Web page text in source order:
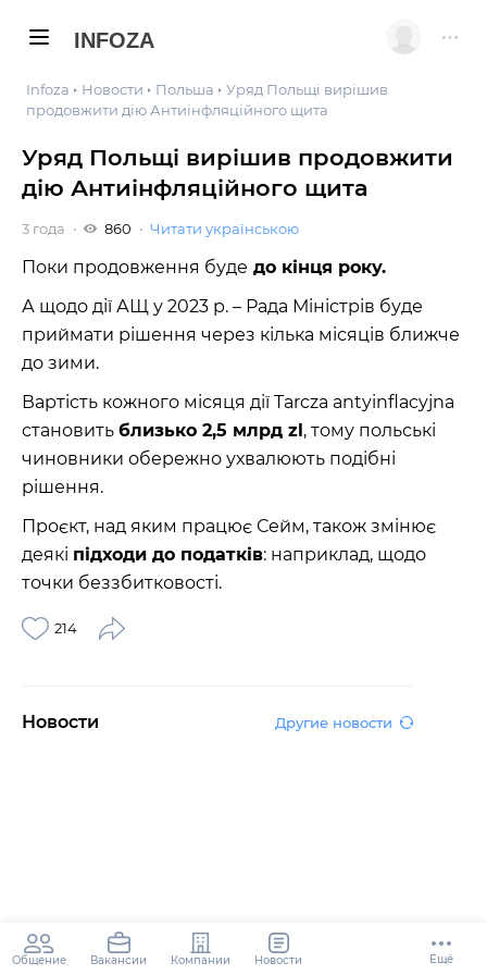
INFOZA
Infoza Новости Польша
Уряд Польщі вирішив
продовжити дію Антиінфляційного щита
Уряд Польщі вирішив продовжити
дію Антиінфляційного щита
3 года 860 Читати українською
Поки продовження буде до кінця року.
А щодо дії АЩ у 2023 р. – Рада Міністрів буде
приймати рішення через кілька місяців ближче
до зими.
Вартість кожного місяця дії Tarcza antyinflacyjna
становить близько 2,5 млрд zl, тому польські
чиновники обережно ухвалюють подібні
рішення.
Проєкт, над яким працює Сейм, також змінює
деякі підходи до податків: наприклад, щодо
точки беззбитковості.
214
Новости Другие новости
Общение Вакансии Компании Новости Ещё